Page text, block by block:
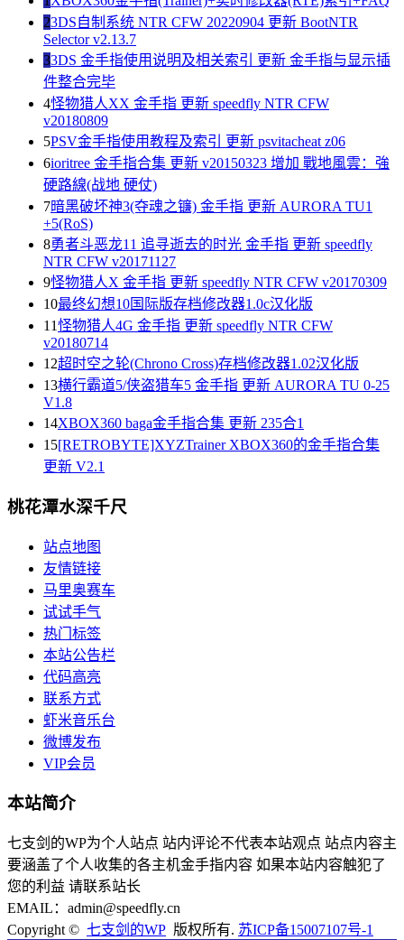
23DS自制系统 NTR CFW 20220904 更新 BootNTR
Selector v2.13.7
33DS 金手指使用说明及相关索引 更新 金手指与显示插
件整合完毕
4怪物猎人XX 金手指 更新 speedfly NTR CFW
v20180809
5PSV金手指使用教程及索引 更新 psvitacheat z06
6ioritree 金手指合集 更新 v20150323 增加 戰地風雲：強
硬路線(战地 硬仗)
7暗黑破坏神3(夺魂之镰) 金手指 更新 AURORA TU1
+5(RoS)
8勇者斗恶龙11 追寻逝去的时光 金手指 更新 speedfly
NTR CFW v20171127
9怪物猎人X 金手指 更新 speedfly NTR CFW v20170309
10最终幻想10国际版存档修改器1.0c汉化版
11怪物猎人4G 金手指 更新 speedfly NTR CFW
v20180714
12超时空之轮(Chrono Cross)存档修改器1.02汉化版
13横行霸道5/侠盗猎车5 金手指 更新 AURORA TU 0-25
V1.8
14XBOX360 baga金手指合集 更新 235合1
15[RETROBYTE]XYZTrainer XBOX360的金手指合集
更新 V2.1
桃花潭水深千尺
站点地图
友情链接
马里奥赛车
试试手气
热门标签
本站公告栏
代码高亮
联系方式
虾米音乐台
微博发布
VIP会员
本站简介
七支剑的WP为个人站点 站内评论不代表本站观点 站点内容主
要涵盖了个人收集的各主机金手指内容 如果本站内容触犯了
您的利益 请联系站长
EMAIL：admin@speedfly.cn
Copyright © 七支剑的WP 版权所有. 苏ICP备15007107号-1